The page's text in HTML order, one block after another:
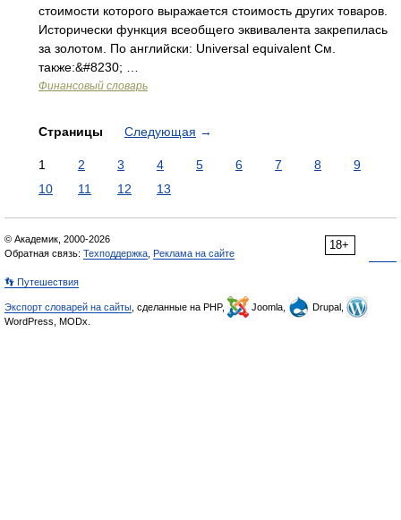
стоимости которого выражается стоимость других товаров.
Исторически функция всеобщего эквивалента закрепилась
за золотом. По английски: Universal equivalent См.
также:&#8230; …
Финансовый словарь
Страницы Следующая →
1 2 3 4 5 6 7 8
9
10
11 12 13
18+
© Академик, 2000-2026
Обратная связь: Техподдержка Реклама на сайте
👣 Путешествия
Экспорт словарей на сайты , сделанные на PHP, Joomla,
Drupal,
WordPress, MODx.